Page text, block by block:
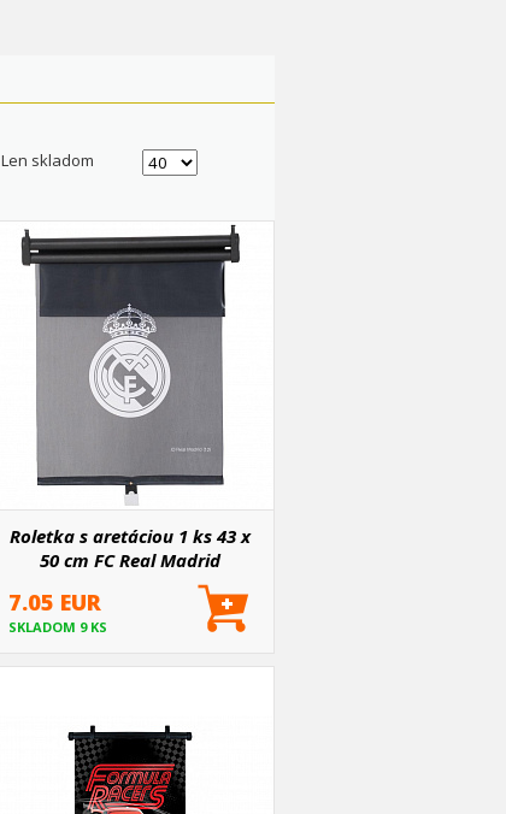
Len skladom
Roletka s aretáciou 1 ks 43 x
50 cm FC Real Madrid
7.05 EUR
SKLADOM 9 KS